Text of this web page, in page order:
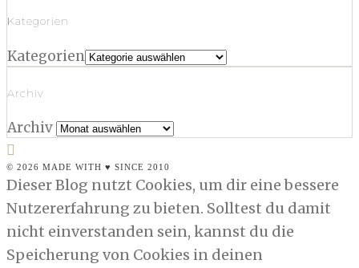
Kategorien
Kategorien
Archiv
Archiv
© 2026 MADE WITH ♥ SINCE 2010
Dieser Blog nutzt Cookies, um dir eine bessere
Nutzererfahrung zu bieten. Solltest du damit
nicht einverstanden sein, kannst du die
Speicherung von Cookies in deinen